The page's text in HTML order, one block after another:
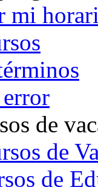
mi
de
de
de